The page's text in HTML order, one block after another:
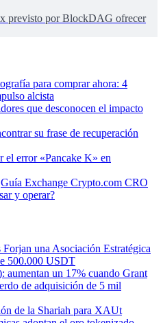
previsto por BlockDAG ofrecer
para comprar ahora: 4
alcista
que desconocen el impacto
su frase de recuperación
el error «Pancake K» en
Guía Exchange Crypto.com CRO
y operar?
una Asociación Estratégica
500.000 USDT
un 17% cuando Grant
de adquisición de 5 mil
de la Shariah para XAUt